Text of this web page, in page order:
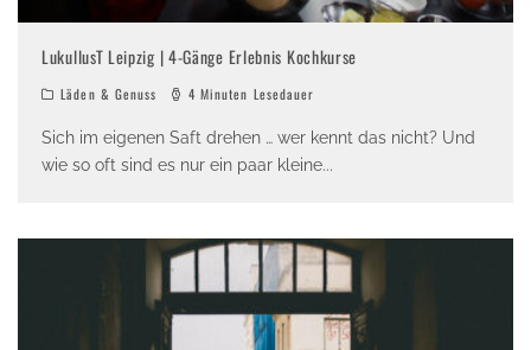
LukullusT Leipzig | 4-Gänge Erlebnis Kochkurse
Läden & Genuss 4 Minuten Lesedauer
Sich im eigenen Saft drehen … wer kennt das nicht? Und
wie so oft sind es nur ein paar kleine...